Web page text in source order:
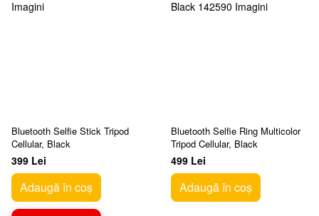
Bluetooth Selfie Stick Tripod
Cellular, Black
399 Lei
Adaugă în coș
Bluetooth Selfie Ring Multicolor
Tripod Cellular, Black
499 Lei
Adaugă în coș